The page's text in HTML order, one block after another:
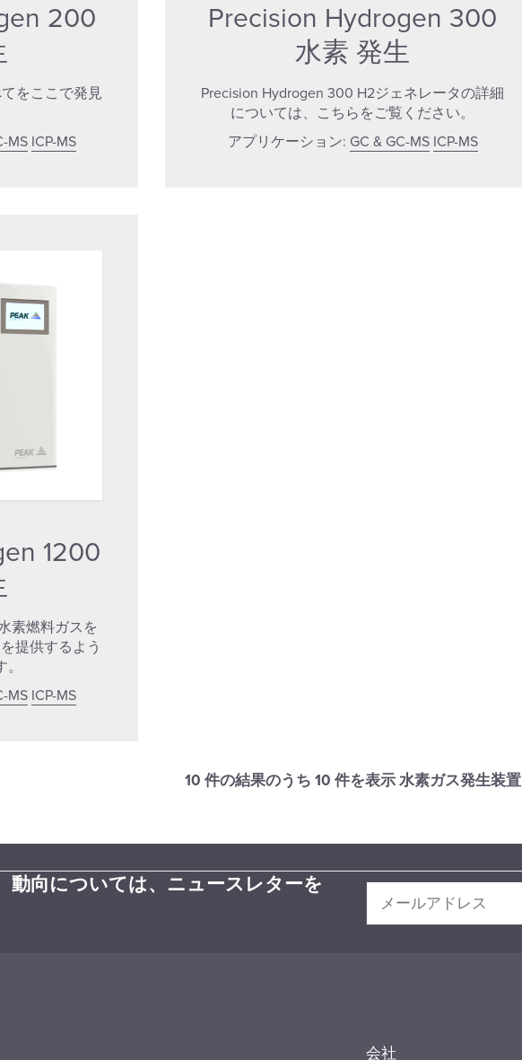
200
をここで発見
MS ICP-MS
Precision Hydrogen 300
水素 発生
Precision Hydrogen 300 H2ジェネレータの詳細
については、こちらをご覧ください。
アプリケーション: GC & GC-MS ICP-MS
1200
素燃料ガスを
提供するよう
MS ICP-MS
10 件の結果のうち 10 件を表示 水素ガス発生装置
動向については、ニュースレターを
会社